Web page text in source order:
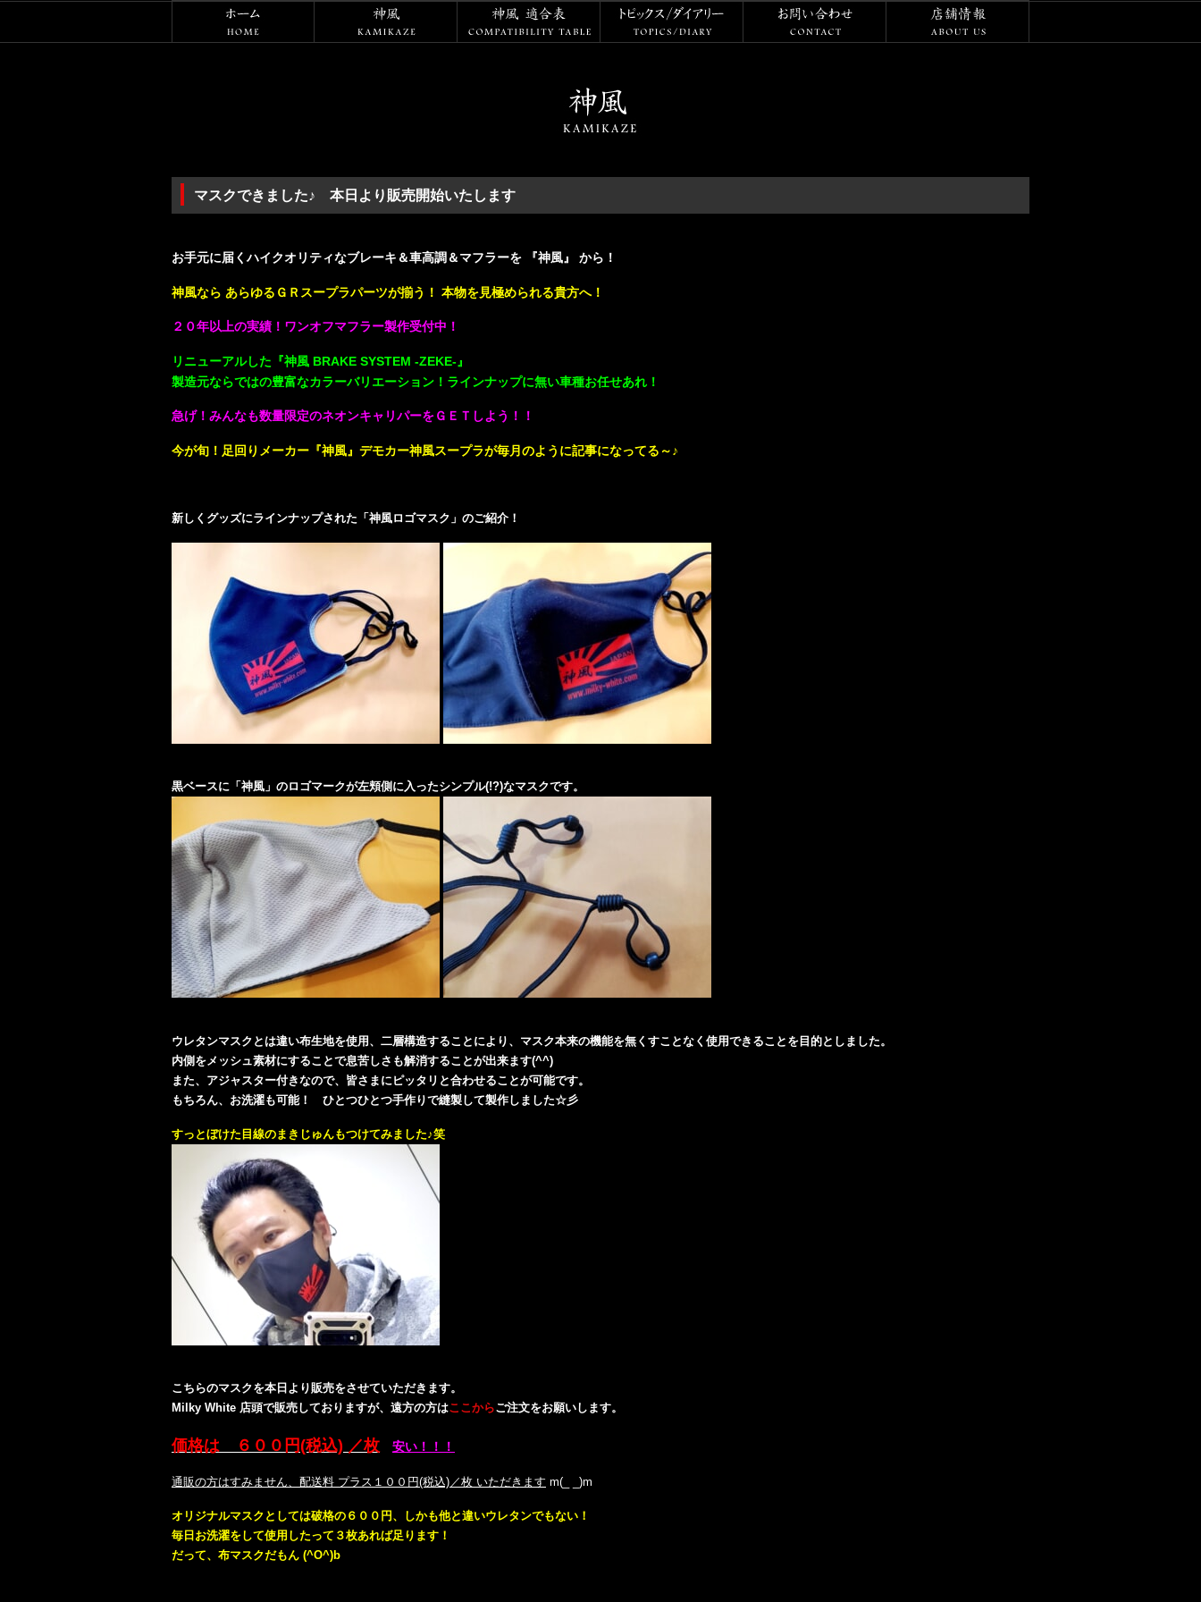
神風 適合表 トピックス/ダイアリー お問い合わせ
マスクできました♪ 本日より販売開始いたします
お手元に届くハイクオリティなブレーキ＆車高調＆マフラーを 『神風』 から！
神風なら あらゆるＧＲスープラパーツが揃う！ 本物を見極められる貴方へ！
２０年以上の実績！ワンオフマフラー製作受付中！
リニューアルした『神風 BRAKE SYSTEM -ZEKE-』
製造元ならではの豊富なカラーバリエーション！ラインナップに無い車種お任せあれ！
急げ！みんなも数量限定のネオンキャリパーをＧＥＴしよう！！
今が旬！足回りメーカー『神風』デモカー神風スープラが毎月のように記事になってる～♪
新しくグッズにラインナップされた「神風ロゴマスク」のご紹介！
黒ベースに「神風」のロゴマークが左頬側に入ったシンプル(!?)なマスクです。
ウレタンマスクとは違い布生地を使用、二層構造することにより、マスク本来の機能を無くすことなく使用できることを目的としました。
内側をメッシュ素材にすることで息苦しさも解消することが出来ます(^^)
また、アジャスター付きなので、皆さまにピッタリと合わせることが可能です。
もちろん、お洗濯も可能！ ひとつひとつ手作りで縫製して製作しました☆彡
すっとぼけた目線のまきじゅんもつけてみました♪笑
こちらのマスクを本日より販売をさせていただきます。
Milky White 店頭で販売しておりますが、遠方の方はここからご注文をお願いします。
価格は ６００円(税込) ／枚 安い！！！
通販の方はすみません、配送料 プラス１００円(税込)／枚 いただきます m(_ _)m
オリジナルマスクとしては破格の６００円、しかも他と違いウレタンでもない！
毎日お洗濯をして使用したって３枚あれば足ります！
だって、布マスクだもん (^O^)b